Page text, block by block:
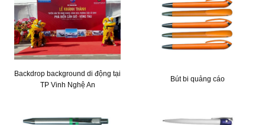
Backdrop background di động tại
TP Vinh Nghệ An
Bút bi quảng cáo